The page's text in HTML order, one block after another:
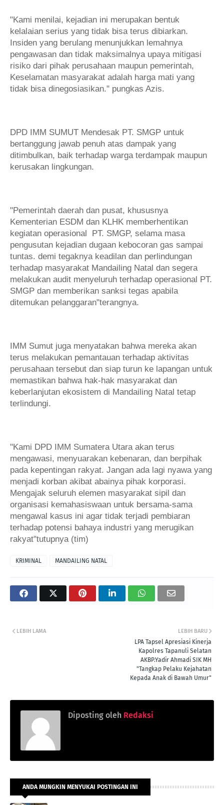
"Kami menilai, kejadian ini merupakan bentuk
kelalaian serius yang tidak bisa terus dibiarkan.
Insiden yang berulang menunjukkan lemahnya
pengawasan dan tidak maksimalnya upaya mitigasi
risiko dari pihak perusahaan maupun pemerintah,
Keselamatan masyarakat adalah harga mati yang
tidak bisa dinegosiasikan." pungkas Azis.
DPD IMM SUMUT Mendesak PT. SMGP untuk
bertanggung jawab penuh atas dampak yang
ditimbulkan, baik terhadap warga terdampak maupun
kerusakan lingkungan.
"Pemerintah daerah dan pusat, khususnya
Kementerian ESDM dan KLHK memberhentikan
kegiatan operasional PT. SMGP, selama masa
pengusutan kejadian dugaan kebocoran gas sampai
tuntas. demi tegaknya keadilan dan perlindungan
terhadap masyarakat Mandailing Natal dan segera
melakukan audit menyeluruh terhadap operasional PT.
SMGP dan memberikan sanksi tegas apabila
ditemukan pelanggaran"terangnya.
IMM Sumut juga menyatakan bahwa mereka akan
terus melakukan pemantauan terhadap aktivitas
perusahaan tersebut dan siap turun ke lapangan untuk
memastikan bahwa hak-hak masyarakat dan
keberlanjutan ekosistem di Mandailing Natal tetap
terlindungi.
"Kami DPD IMM Sumatera Utara akan terus
mengawasi, menyuarakan kebenaran, dan berpihak
pada kepentingan rakyat. Jangan ada lagi nyawa yang
menjadi korban akibat abainya pihak korporasi.
Mengajak seluruh elemen masyarakat sipil dan
organisasi kemahasiswaan untuk bersama-sama
mengawal kasus ini agar tidak terjadi pembiaran
terhadap potensi bahaya industri yang merugikan
rakyat"tutupnya (tim)
KRIMINAL MANDAILING NATAL
LEBIH BARU
LPA Tapsel Apresiasi Kinerja
Kapolres Tapanuli Selatan
AKBP.Yadir Ahmadi SIK MH
"Tangkap Pelaku Kejahatan
Kepada Anak di Bawah Umur"
LEBIH LAMA
Diposting oleh Redaksi
ANDA MUNGKIN MENYUKAI POSTINGAN INI